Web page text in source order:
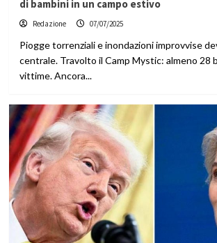
di bambini in un campo estivo
Redazione 07/07/2025
Piogge torrenziali e inondazioni improvvise
centrale. Travolto il Camp Mystic: almeno 28
vittime. Ancora...